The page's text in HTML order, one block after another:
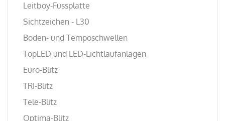
Leitboy-Fussplatte
Sichtzeichen - L30
Boden- und Temposchwellen
TopLED und LED-Lichtlaufanlagen
Euro-Blitz
TRI-Blitz
Tele-Blitz
Optima-Blitz